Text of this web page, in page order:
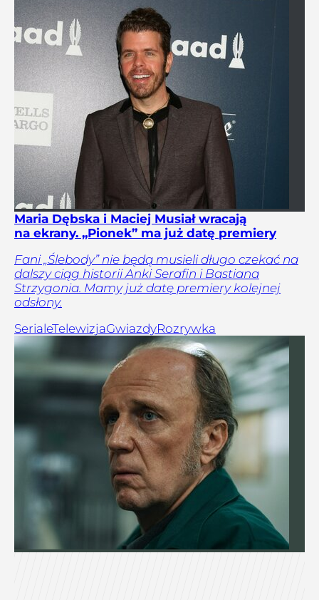
Maria Dębska i Maciej Musiał wracają
na ekrany. „Pionek” ma już datę premiery
Fani „Ślebody” nie będą musieli długo czekać na
dalszy ciąg historii Anki Serafin i Bastiana
Strzygonia. Mamy już datę premiery kolejnej
odsłony.
SerialeTelewizjaGwiazdyRozrywka